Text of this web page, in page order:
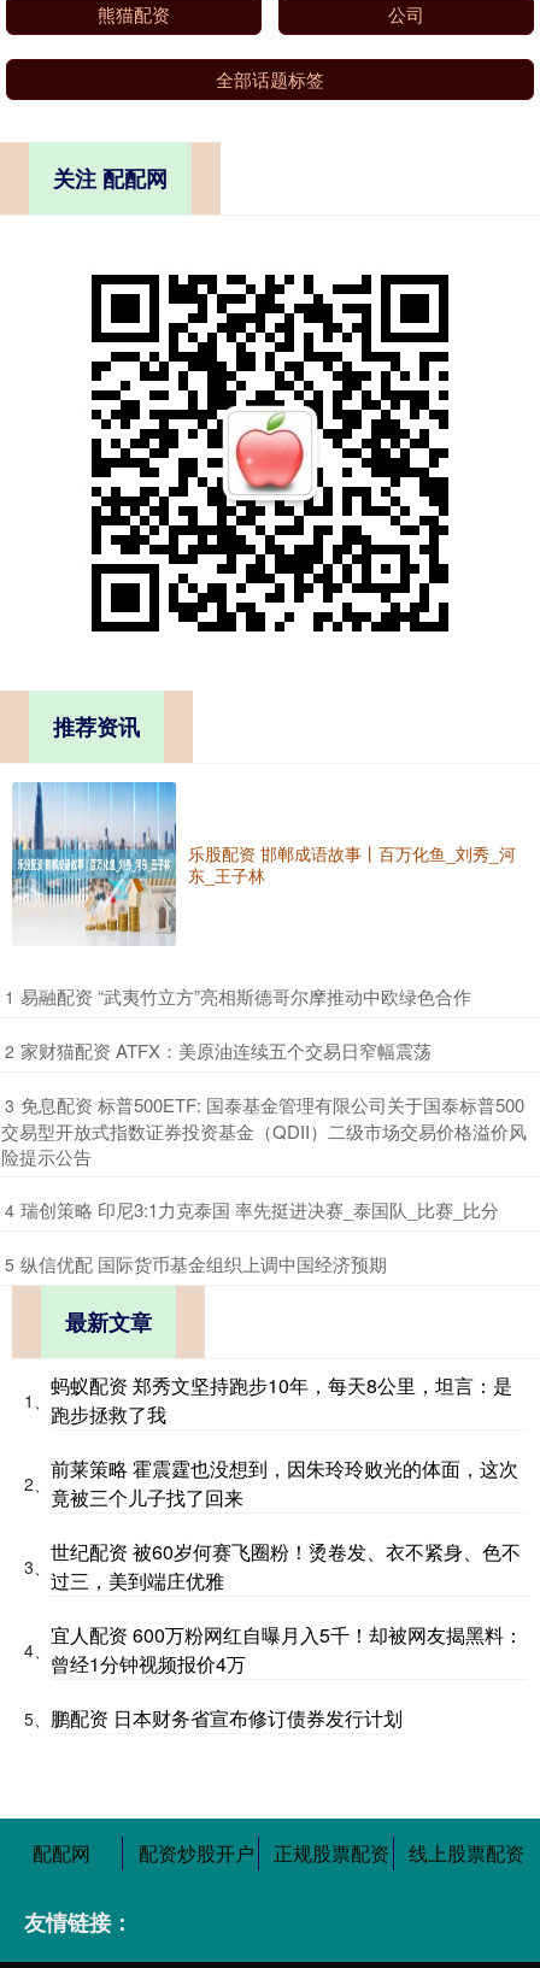
熊猫配资 公司
全部话题标签
关注 配配网
推荐资讯
乐股配资 邯郸成语故事丨百万化鱼_刘秀_河
东_王子林
1 ​易融配资 “武夷竹立方”亮相斯德哥尔摩推动中欧绿色合作
2 ​家财猫配资 ATFX：美原油连续五个交易日窄幅震荡
3 ​免息配资 标普500ETF: 国泰基金管理有限公司关于国泰标普500
交易型开放式指数证券投资基金（QDII）二级市场交易价格溢价风
险提示公告
4 ​瑞创策略 印尼3:1力克泰国 率先挺进决赛_泰国队_比赛_比分
5 ​纵信优配 国际货币基金组织上调中国经济预期
最新文章
1、
蚂蚁配资 郑秀文坚持跑步10年，每天8公里，坦言：是
跑步拯救了我
2、
前莱策略 霍震霆也没想到，因朱玲玲败光的体面，这次
竟被三个儿子找了回来
3、
世纪配资 被60岁何赛飞圈粉！烫卷发、衣不紧身、色不
过三，美到端庄优雅
4、
宜人配资 600万粉网红自曝月入5千！却被网友揭黑料：
曾经1分钟视频报价4万
5、 鹏配资 日本财务省宣布修订债券发行计划
配配网 配资炒股开户 正规股票配资 线上股票配资
友情链接：